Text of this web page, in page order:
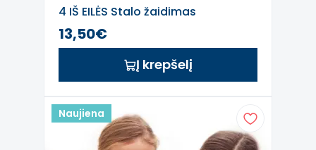
4 IŠ EILĖS Stalo žaidimas
13,50€
Į krepšelį
Naujiena